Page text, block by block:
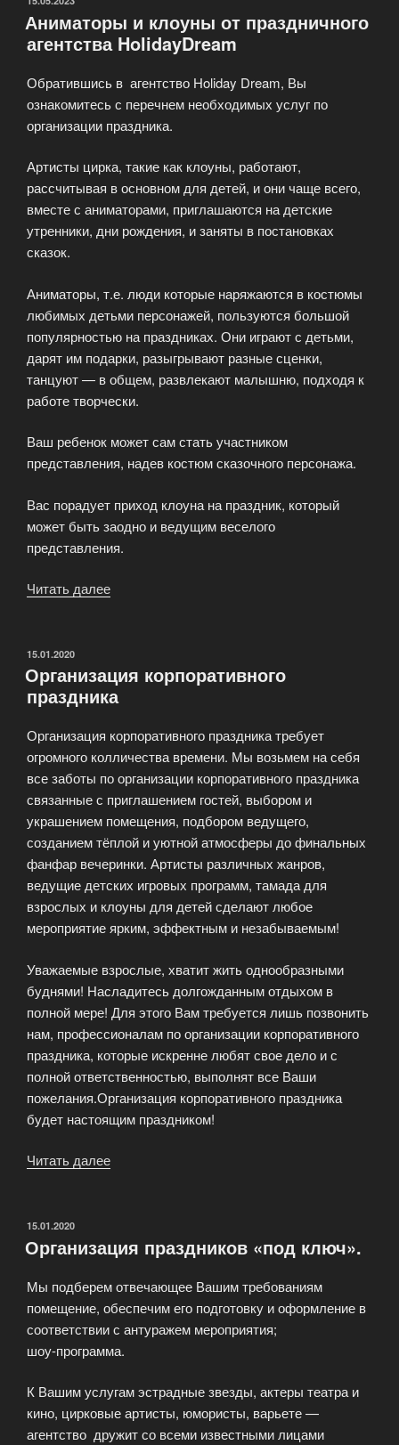
жизни»
Аниматоры и клоуны от праздничного
агентства HolidayDream
Обратившись в агентство Holiday Dream, Вы
ознакомитесь с перечнем необходимых услуг по
организации праздника.
Артисты цирка, такие как клоуны, работают,
рассчитывая в основном для детей, и они чаще всего,
вместе с аниматорами, приглашаются на детские
утренники, дни рождения, и заняты в постановках
сказок.
Аниматоры, т.е. люди которые наряжаются в костюмы
любимых детьми персонажей, пользуются большой
популярностью на праздниках. Они играют с детьми,
дарят им подарки, разыгрывают разные сценки,
танцуют — в общем, развлекают малышню, подходя к
работе творчески.
Ваш ребенок может сам стать участником
представления, надев костюм сказочного персонажа.
Вас порадует приход клоуна на праздник, который
может быть заодно и ведущим веселого
представления.
Читать далее
праздничного
агентства
ОПУБЛИКОВАНО
15.01.2020
Организация корпоративного
праздника
Организация корпоративного праздника требует
огромного колличества времени. Мы возьмем на себя
все заботы по организации корпоративного праздника
связанные с приглашением гостей, выбором и
украшением помещения, подбором ведущего,
созданием тёплой и уютной атмосферы до финальных
фанфар вечеринки. Артисты различных жанров,
ведущие детских игровых программ, тамада для
взрослых и клоуны для детей сделают любое
мероприятие ярким, эффектным и незабываемым!
Уважаемые взрослые, хватит жить однообразными
буднями! Насладитесь долгожданным отдыхом в
полной мере! Для этого Вам требуется лишь позвонить
нам, профессионалам по организации корпоративного
праздника, которые искренне любят свое дело и с
полной ответственностью, выполнят все Ваши
пожелания.Организация корпоративного праздника
будет настоящим праздником!
Читать далее
ОПУБЛИКОВАНО
15.01.2020
Организация праздников «под ключ».
Мы подберем отвечающее Вашим требованиям
помещение, обеспечим его подготовку и оформление в
соответствии с антуражем мероприятия;
шоу-программа.
К Вашим услугам эстрадные звезды, актеры театра и
кино, цирковые артисты, юмористы, варьете —
агентство дружит со всеми известными лицами